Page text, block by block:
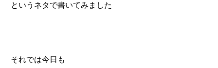
というネタで書いてみました
それでは今日も